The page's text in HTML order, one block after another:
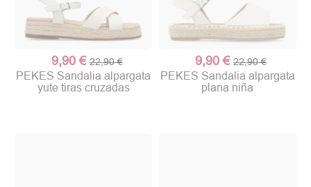
9,90 € 22,90 €
PEKES Sandalia alpargata
yute tiras cruzadas
9,90 € 22,90 €
PEKES Sandalia alpargata
plana niña